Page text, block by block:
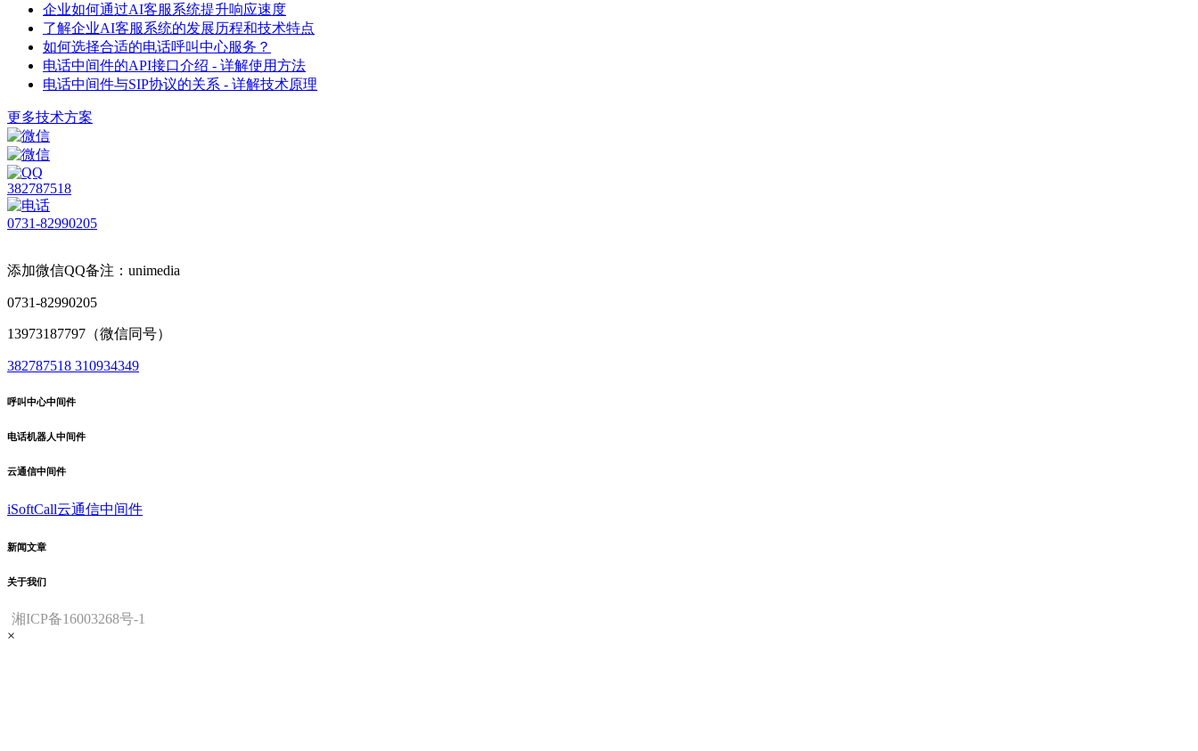
企业如何通过AI客服系统提升响应速度
了解企业AI客服系统的发展历程和技术特点
如何选择合适的电话呼叫中心服务？
电话中间件的API接口介绍 - 详解使用方法
电话中间件与SIP协议的关系 - 详解技术原理
更多技术方案
382787518
0731-82990205
添加微信QQ备注：unimedia
0731-82990205
13973187797（微信同号）
382787518 310934349
呼叫中心中间件
电话机器人中间件
云通信中间件
iSoftCall云通信中间件
新闻文章
关于我们
湘ICP备16003268号-1
×